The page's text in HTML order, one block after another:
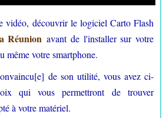
vidéo, découvrir le logiciel Carto Flash
Réunionavant de l'installer sur votre
même votre smartphone.
de son utilité, vous avez ci-
qui vous permettront de trouver
à votre matériel.